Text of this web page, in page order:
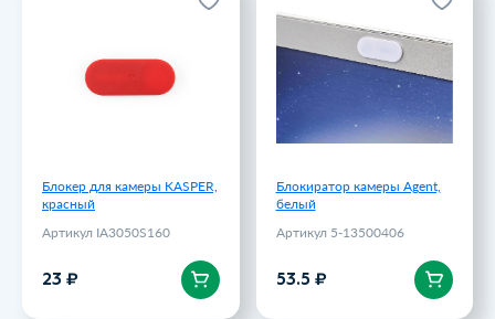
Блокер для камеры KASPER,
красный
Артикул IA3050S160
23 ₽
красный
Блокиратор камеры Agent,
белый
Артикул 5-13500406
53.5 ₽
белый
Артикул 5-13500406
53.5 ₽
В корзину